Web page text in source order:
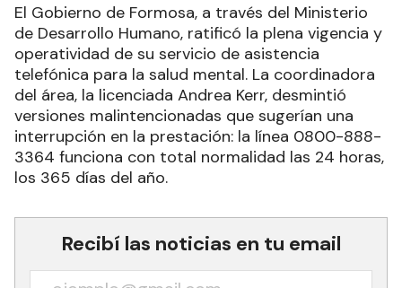
El Gobierno de Formosa, a través del Ministerio
de Desarrollo Humano, ratificó la plena vigencia y
operatividad de su servicio de asistencia
telefónica para la salud mental. La coordinadora
del área, la licenciada Andrea Kerr, desmintió
versiones malintencionadas que sugerían una
interrupción en la prestación: la línea 0800-888-
3364 funciona con total normalidad las 24 horas,
los 365 días del año.
Recibí las noticias en tu email